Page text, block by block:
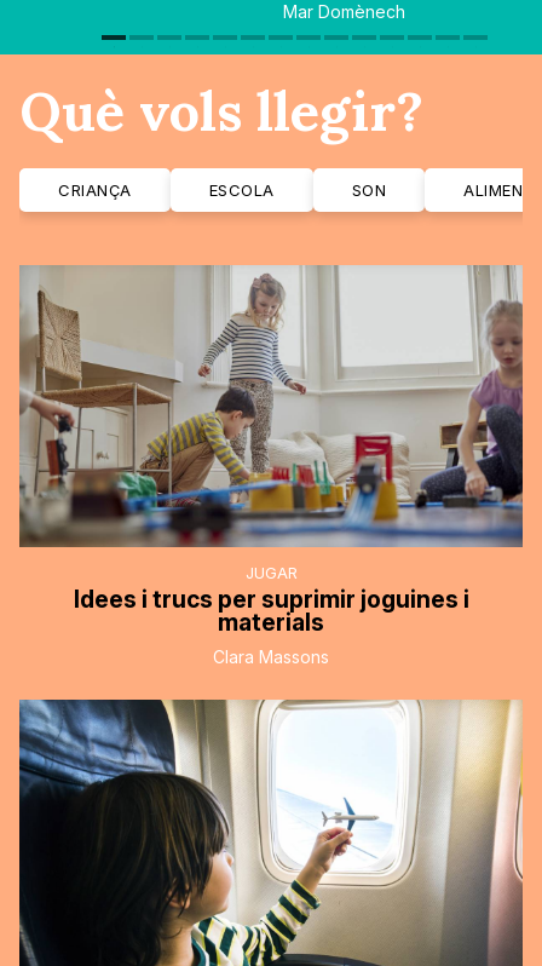
Mar Domènech
Què vols llegir?
CRIANÇA ESCOLA SON
JUGAR
Idees i trucs per suprimir joguines i
materials
Clara Massons